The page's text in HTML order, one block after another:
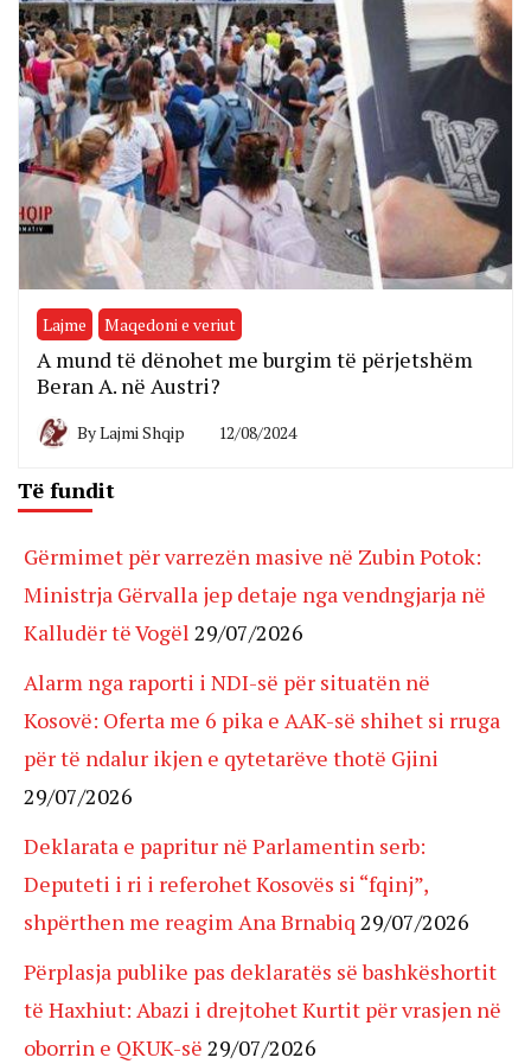
Lajme Maqedoni e veriut
A mund të dënohet me burgim të përjetshëm
Beran A. në Austri?
ByLajmi Shqip 12/08/2024
Të fundit
Gërmimet për varrezën masive në Zubin Potok:
Ministrja Gërvalla jep detaje nga vendngjarja në
Kalludër të Vogël 29/07/2026
Alarm nga raporti i NDI-së për situatën në
Kosovë: Oferta me 6 pika e AAK-së shihet si rruga
për të ndalur ikjen e qytetarëve thotë Gjini
29/07/2026
Deklarata e papritur në Parlamentin serb:
Deputeti i ri i referohet Kosovës si “fqinj”,
shpërthen me reagim Ana Brnabiq 29/07/2026
Përplasja publike pas deklaratës së bashkëshortit
të Haxhiut: Abazi i drejtohet Kurtit për vrasjen në
oborrin e QKUK-së 29/07/2026